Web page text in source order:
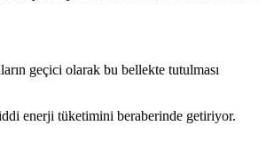
geçici olarak bu bellekte tutulması
enerji tüketimini beraberinde getiriyor.